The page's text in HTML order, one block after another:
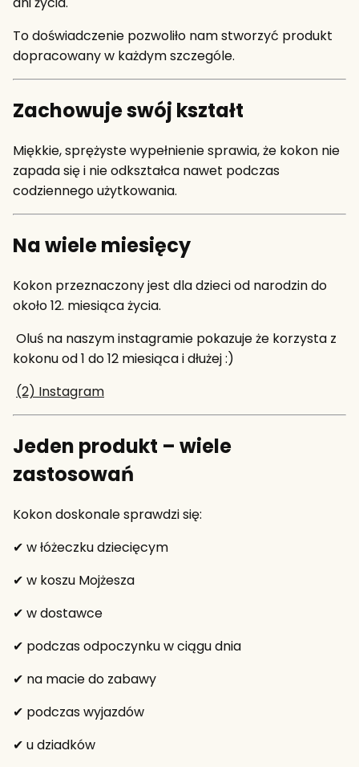
To doświadczenie pozwoliło nam stworzyć produkt
dopracowany w każdym szczególe.
Zachowuje swój kształt
Miękkie, sprężyste wypełnienie sprawia, że kokon nie
zapada się i nie odkształca nawet podczas
codziennego użytkowania.
Na wiele miesięcy
Kokon przeznaczony jest dla dzieci od narodzin do
około 12. miesiąca życia.
Oluś na naszym instagramie pokazuje że korzysta z
kokonu od 1 do 12 miesiąca i dłużej :)
(2) Instagram
Jeden produkt – wiele
zastosowań
Kokon doskonale sprawdzi się:
✔ w łóżeczku dziecięcym
✔ w koszu Mojżesza
✔ w dostawce
✔ podczas odpoczynku w ciągu dnia
✔ na macie do zabawy
✔ podczas wyjazdów
✔ u dziadków